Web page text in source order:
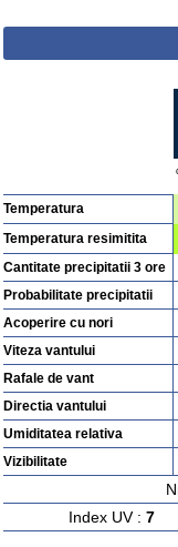
Temperatura
Temperatura resimitita
Cantitate precipitatii 3 ore
Probabilitate precipitatii
Acoperire cu nori
Viteza vantului
Rafale de vant
Directia vantului
Umiditatea relativa
Vizibilitate
Index UV : 7